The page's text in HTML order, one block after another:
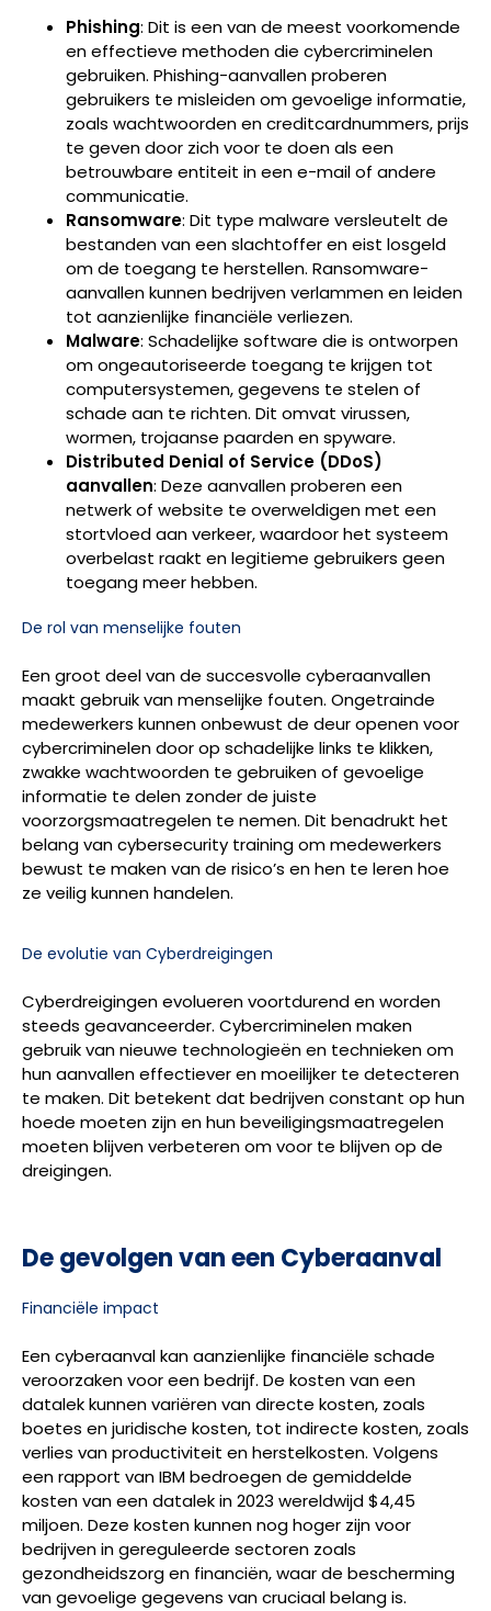
Phishing: Dit is een van de meest voorkomende
en effectieve methoden die cybercriminelen
gebruiken. Phishing-aanvallen proberen
gebruikers te misleiden om gevoelige informatie,
zoals wachtwoorden en creditcardnummers, prijs
te geven door zich voor te doen als een
betrouwbare entiteit in een e-mail of andere
communicatie.
Ransomware: Dit type malware versleutelt de
bestanden van een slachtoffer en eist losgeld
om de toegang te herstellen. Ransomware-
aanvallen kunnen bedrijven verlammen en leiden
tot aanzienlijke financiële verliezen.
Malware: Schadelijke software die is ontworpen
om ongeautoriseerde toegang te krijgen tot
computersystemen, gegevens te stelen of
schade aan te richten. Dit omvat virussen,
wormen, trojaanse paarden en spyware.
Distributed Denial of Service (DDoS)
aanvallen: Deze aanvallen proberen een
netwerk of website te overweldigen met een
stortvloed aan verkeer, waardoor het systeem
overbelast raakt en legitieme gebruikers geen
toegang meer hebben.
De rol van menselijke fouten
Een groot deel van de succesvolle cyberaanvallen
maakt gebruik van menselijke fouten. Ongetrainde
medewerkers kunnen onbewust de deur openen voor
cybercriminelen door op schadelijke links te klikken,
zwakke wachtwoorden te gebruiken of gevoelige
informatie te delen zonder de juiste
voorzorgsmaatregelen te nemen. Dit benadrukt het
belang van cybersecurity training om medewerkers
bewust te maken van de risico’s en hen te leren hoe
ze veilig kunnen handelen.
De evolutie van Cyberdreigingen
Cyberdreigingen evolueren voortdurend en worden
steeds geavanceerder. Cybercriminelen maken
gebruik van nieuwe technologieën en technieken om
hun aanvallen effectiever en moeilijker te detecteren
te maken. Dit betekent dat bedrijven constant op hun
hoede moeten zijn en hun beveiligingsmaatregelen
moeten blijven verbeteren om voor te blijven op de
dreigingen.
De gevolgen van een Cyberaanval
Financiële impact
Een cyberaanval kan aanzienlijke financiële schade
veroorzaken voor een bedrijf. De kosten van een
datalek kunnen variëren van directe kosten, zoals
boetes en juridische kosten, tot indirecte kosten, zoals
verlies van productiviteit en herstelkosten. Volgens
een rapport van IBM bedroegen de gemiddelde
kosten van een datalek in 2023 wereldwijd $4,45
miljoen. Deze kosten kunnen nog hoger zijn voor
bedrijven in gereguleerde sectoren zoals
gezondheidszorg en financiën, waar de bescherming
van gevoelige gegevens van cruciaal belang is.